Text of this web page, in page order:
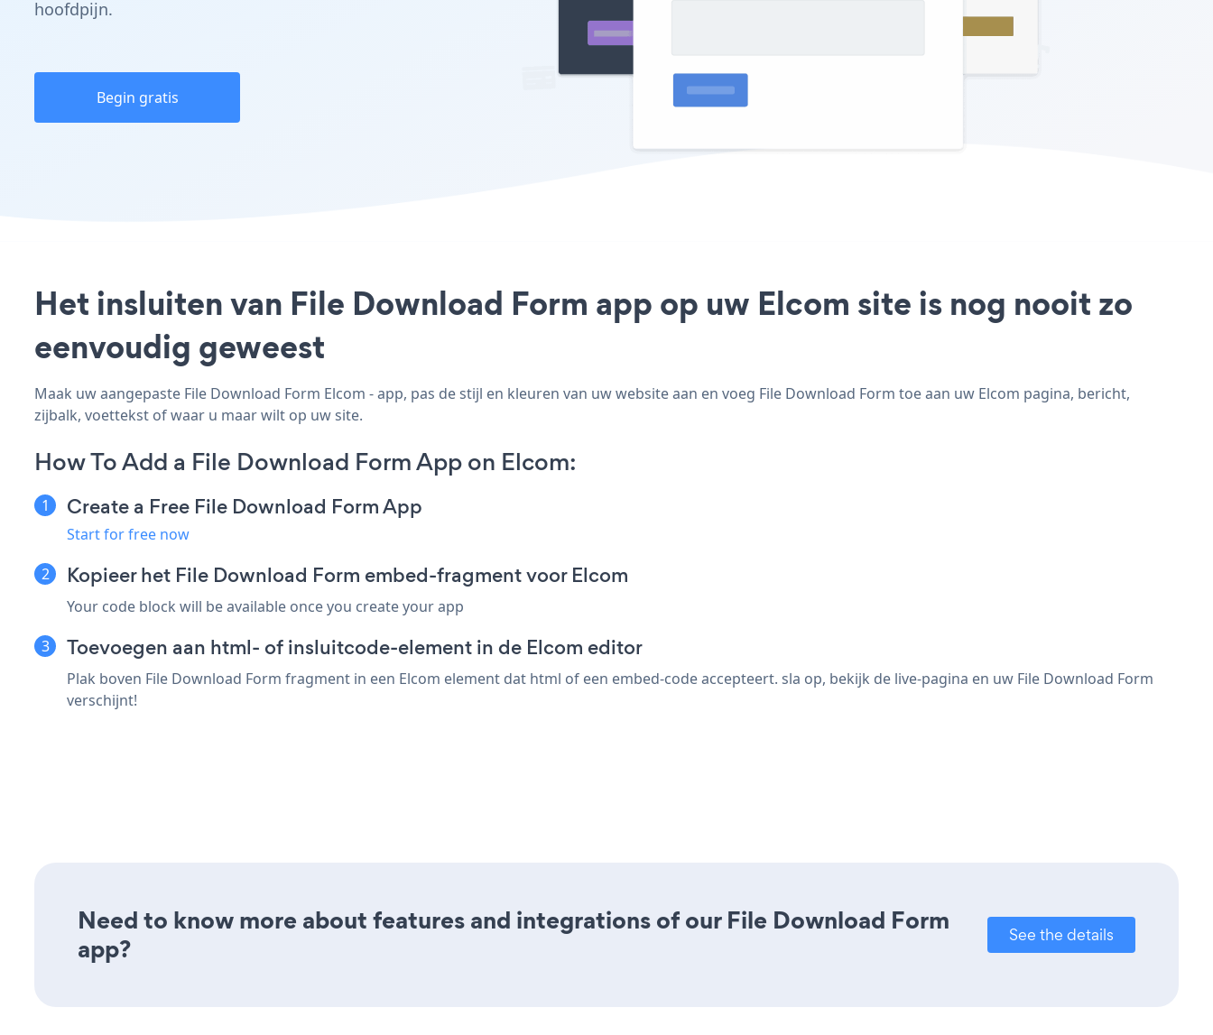
hoofdpijn.
Begin gratis
Het insluiten van File Download Form app op uw Elcom site is nog nooit zo
eenvoudig geweest
Maak uw aangepaste File Download Form Elcom - app, pas de stijl en kleuren van uw website aan en voeg File Download Form toe aan uw Elcom pagina, bericht,
zijbalk, voettekst of waar u maar wilt op uw site.
How To Add a File Download Form App on Elcom:
Create a Free File Download Form App
Start for free now
Kopieer het File Download Form embed-fragment voor Elcom
Your code block will be available once you create your app
Toevoegen aan html- of insluitcode-element in de Elcom editor
Plak boven File Download Form fragment in een Elcom element dat html of een embed-code accepteert. sla op, bekijk de live-pagina en uw File Download Form
verschijnt!
Need to know more about features and integrations of our File Download Form
app?
See the details